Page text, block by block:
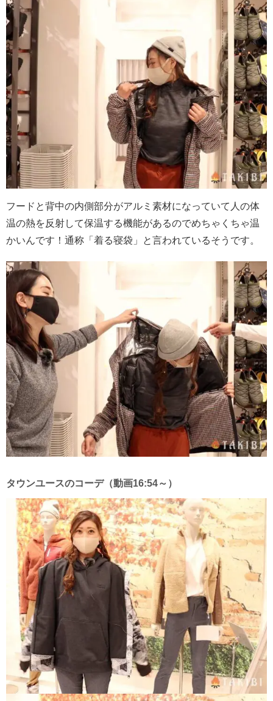
フードと背中の内側部分がアルミ素材になっていて人の体
温の熱を反射して保温する機能があるのでめちゃくちゃ温
かいんです！通称「着る寝袋」と言われているそうです。
タウンユースのコーデ（動画16:54～）